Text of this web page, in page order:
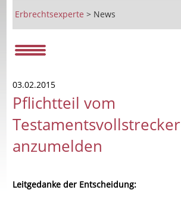
Erbrechtsexperte > News
03.02.2015
Pflichtteil vom
Testamentsvollstrecker
anzumelden
Leitgedanke der Entscheidung: